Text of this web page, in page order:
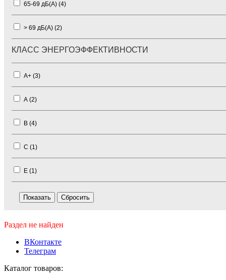
65-69 дБ(А) (4)
> 69 дБ(А) (2)
КЛАСС ЭНЕРГОЭФФЕКТИВНОСТИ
A+ (3)
A (2)
B (4)
C (1 )
E (1 )
Раздел не найден
ВКонтакте
Телеграм
Каталог товаров: